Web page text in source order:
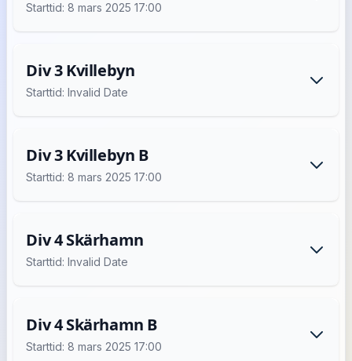
Starttid: 8 mars 2025 17:00
Div 3 Kvillebyn
Starttid: Invalid Date
Div 3 Kvillebyn B
Starttid: 8 mars 2025 17:00
Div 4 Skärhamn
Starttid: Invalid Date
Div 4 Skärhamn B
Starttid: 8 mars 2025 17:00